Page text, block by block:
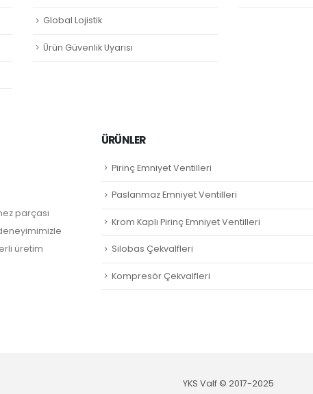
Global Lojistik
Ürün Güvenlik Uyarısı
parçası
üretim
ÜRÜNLER
Pirinç Emniyet Ventilleri
Paslanmaz Emniyet Ventilleri
Krom Kaplı Pirinç Emniyet Ventilleri
Silobas Çekvalfleri
Kompresör Çekvalfleri
YKS Valf © 2017-2025